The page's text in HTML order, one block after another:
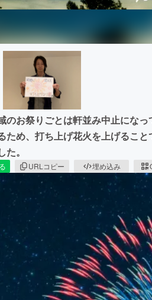
のお祭りごとは軒並み中止にな
ため、打ち上げ花火を上げるこ
。
URLコピー 埋め込み